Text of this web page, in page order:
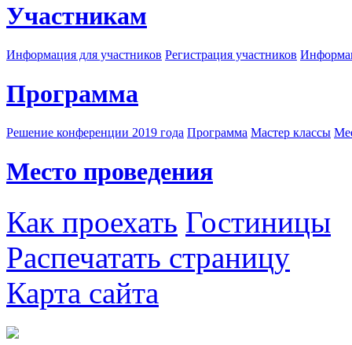
Участникам
Информация для участников Регистрация участников
Программа
Решение конференции 2019 года Программа Мастер классы
Место проведения
Как проехать Гостиницы
Распечатать страницу
Карта сайта